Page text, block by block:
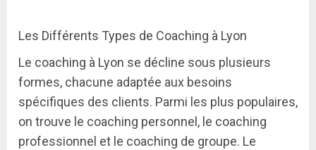
Les Différents Types de Coaching à Lyon
Le coaching à Lyon se décline sous plusieurs
formes, chacune adaptée aux besoins
spécifiques des clients. Parmi les plus populaires,
on trouve le coaching personnel, le coaching
professionnel et le coaching de groupe. Le